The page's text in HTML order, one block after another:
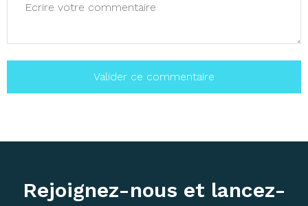
Rejoignez-nous et lancez-